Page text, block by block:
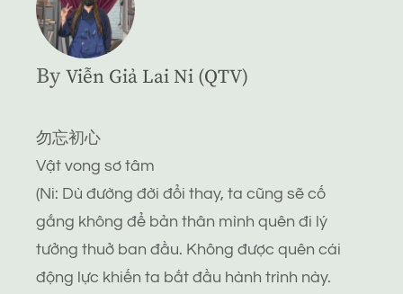
By Viễn Giả Lai Ni (QTV)
勿忘初心
Vật vong sơ tâm
(Ni: Dù đường đời đổi thay, ta cũng sẽ cố
gắng không để bản thân mình quên đi lý
tưởng thuở ban đầu. Không được quên cái
động lực khiến ta bắt đầu hành trình này.